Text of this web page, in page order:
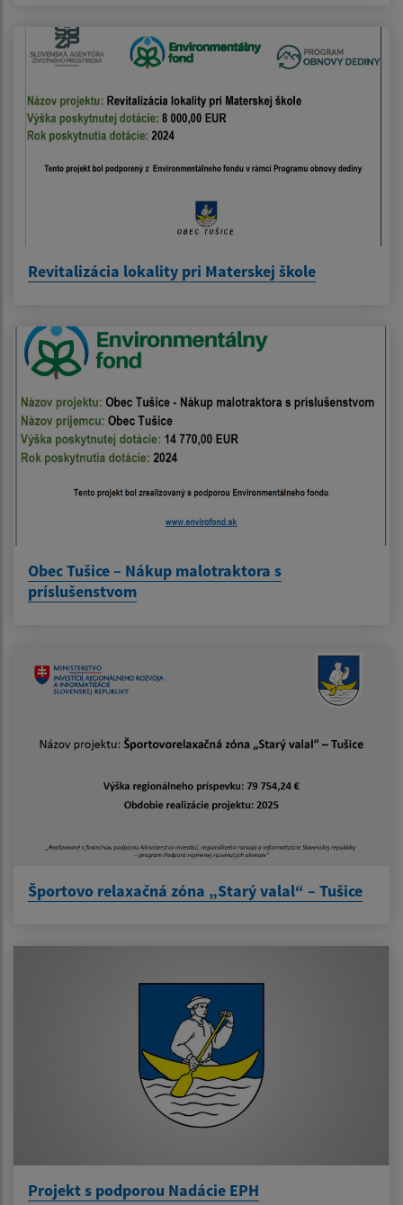
Revitalizácia lokality pri Materskej škole
Obec Tušice – Nákup malotraktora s
príslušenstvom
Športovo relaxačná zóna „Starý valal“ – Tušice
Projekt s podporou Nadácie EPH